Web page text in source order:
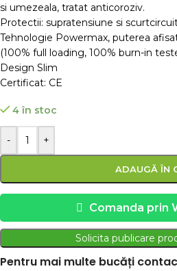
si umezeala, tratat anticoroziv.
Protectii: supratensiune si
Tehnologie Powermax, puterea
(100% full loading, 100% burn-in
Design Slim
Certificat: CE
4 în stoc
- +
ADAUGĂ ÎN
Comanda prin
Solicita publicare
Pentru mai multe bucăți